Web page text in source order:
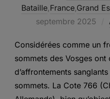
Bataille,France,Grand
septembre 2025
Considérées comme un
sommets des Vosges
d’affrontements
sommets. La Cote 766